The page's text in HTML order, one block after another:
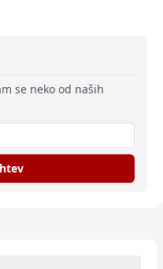
se neko od naših